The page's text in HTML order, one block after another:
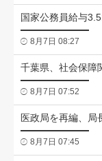
国家公務員給与
8月7日 08:27
千葉県、社会保
8月7日 07:52
医政局を再編、
8月7日 07:45